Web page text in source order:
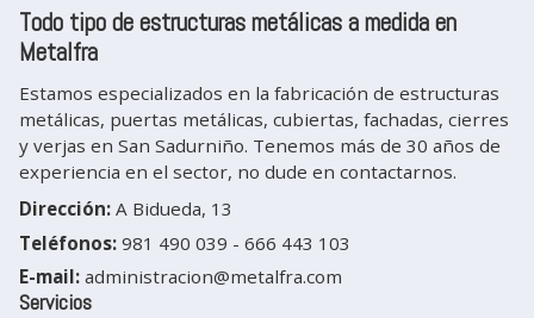
Todo tipo de estructuras metálicas a medida en
Metalfra
Estamos especializados en la fabricación de estructuras
metálicas, puertas metálicas, cubiertas, fachadas, cierres
y verjas en San Sadurniño. Tenemos más de 30 años de
experiencia en el sector, no dude en contactarnos.
Dirección: A Bidueda, 13
Teléfonos: 981 490 039 - 666 443 103
E-mail: administracion@metalfra.com
Servicios